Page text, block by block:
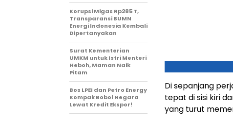
Di sepanjang
tepat di sisi kiri
yang turut
Korupsi Migas Rp285 T,
Transparansi BUMN
Energi Indonesia Kembali
Dipertanyakan
Surat Kementerian
UMKM untuk Istri Menteri
Heboh, Maman Naik
Pitam
Bos LPEI dan Petro Energy
Kompak Bobol Negara
Lewat Kredit Ekspor!